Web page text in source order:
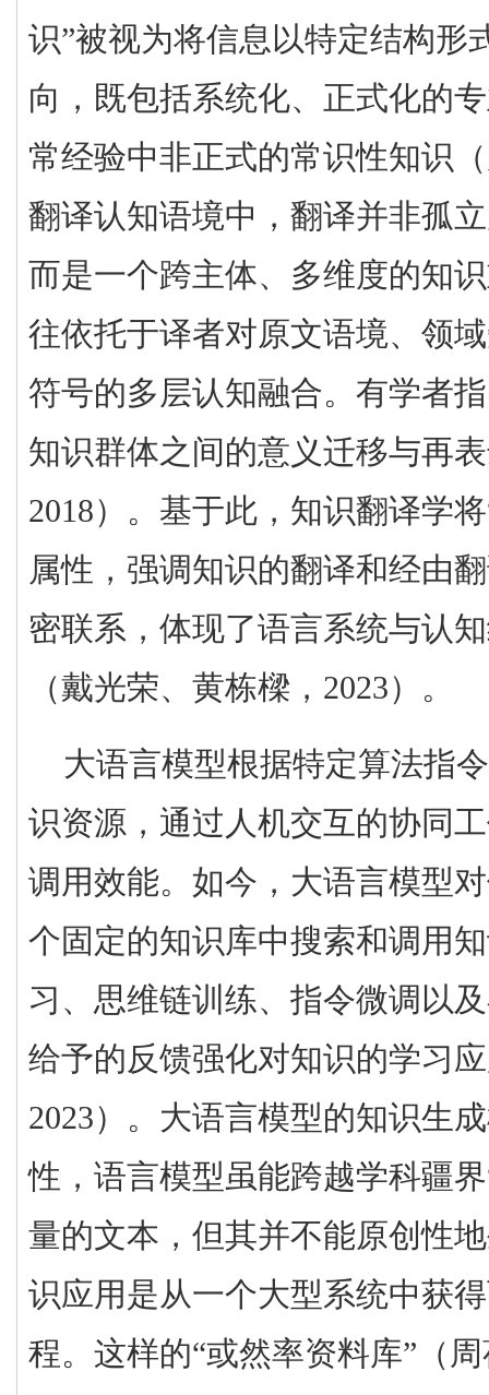
识”被视为将信息以特定结构形
向，既包括系统化、正式化的
常经验中非正式的常识性知识
翻译认知语境中，翻译并非孤
而是一个跨主体、多维度的知
往依托于译者对原文语境、领
符号的多层认知融合。有学者
知识群体之间的意义迁移与再
2018）。基于此，知识翻译学
属性，强调知识的翻译和经由
密联系，体现了语言系统与认
（戴光荣、黄栋樑， 2023）。
大语言模型根据特定算法指
识资源，通过人机交互的协同
调用效能。如今，大语言模型
个固定的知识库中搜索和调用
习、思维链训练、指令微调以
给予的反馈强化对知识的学习
2023）。大语言模型的知识生
性，语言模型虽能跨越学科疆
量的文本，但其并不能原创性
识应用是从一个大型系统中获
程。这样的“或然率资料库”（